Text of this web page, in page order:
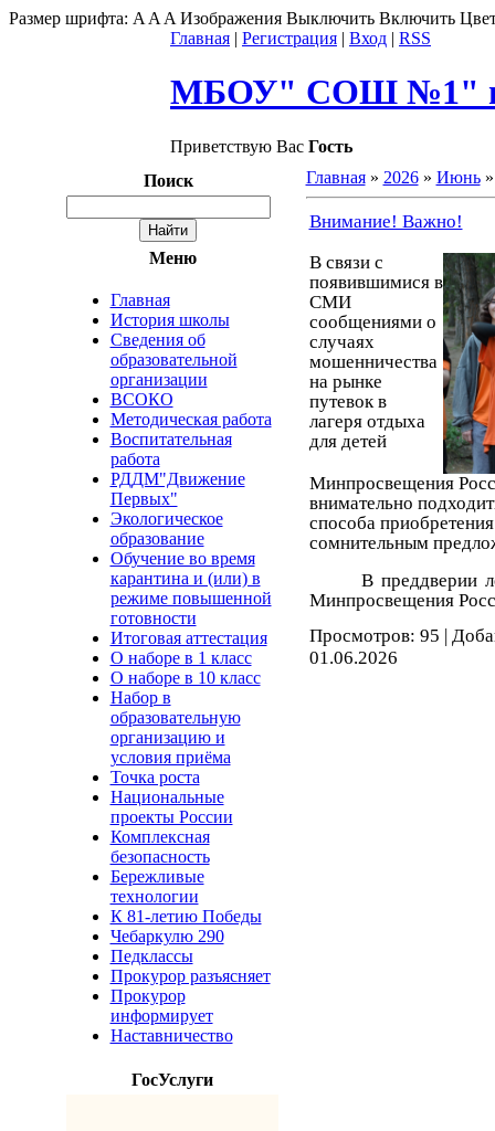
Размер шрифта: A A A Изображения Выключить Включить
Главная | Регистрация | Вход | RSS
МБОУ" СОШ №1"
Приветствую Вас Гость
Поиск
Меню
Главная
История школы
Сведения об
образовательной
организации
ВСОКО
Методическая работа
Воспитательная
работа
РДДМ"Движение
Первых"
Экологическое
образование
Обучение во время
карантина и (или) в
режиме повышенной
готовности
Итоговая аттестация
О наборе в 1 класс
О наборе в 10 класс
Набор в
образовательную
организацию и
условия приёма
Точка роста
Национальные
проекты России
Комплексная
безопасность
Бережливые
технологии
К 81-летию Победы
Чебаркулю 290
Педклассы
Прокурор разъясняет
Прокурор
информирует
Наставничество
ГосУслуги
Главная» 2026 » Июнь »
Внимание! Важно!
В связи с
появившимися в
СМИ
сообщениями о
случаях
мошенничества
на рынке
путевок в
лагеря отдыха
для детей
Минпросвещения
внимательно
способа
сомнительным
В преддверии
Минпросвещения
Просмотров: 95 |
01.06.2026